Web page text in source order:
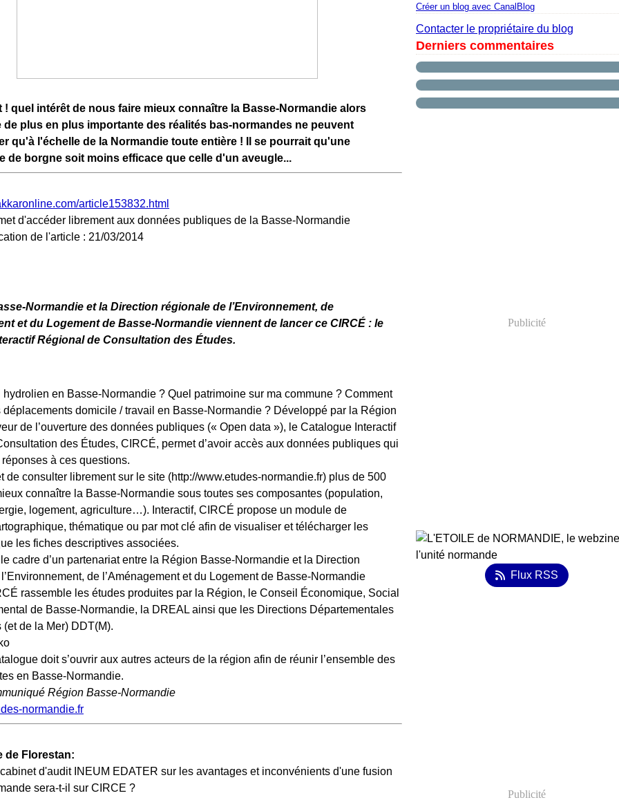
! quel intérêt de nous faire mieux connaître la Basse-Normandie alors
de plus en plus importante des réalités bas-normandes ne peuvent
qu'à l'échelle de la Normandie toute entière ! Il se pourrait qu'une
de borgne soit moins efficace que celle d'un aveugle...
article153832.html
de l'article : 21/03/2014
Normandie et la Direction régionale de l’Environnement, de
et du Logement de Basse-Normandie viennent de lancer ce CIRCÉ : le
Régional de Consultation des Études.
en Basse-Normandie ? Quel patrimoine sur ma commune ? Comment
déplacements domicile / travail en Basse-Normandie ? Développé par la Région
de l’ouverture des données publiques (« Open data »), le Catalogue Interactif
des Études, CIRCÉ, permet d’avoir accès aux données publiques qui
à ces questions.
de consulter librement sur le site (http://www.etudes-normandie.fr) plus de 500
connaître la Basse-Normandie sous toutes ses composantes (population,
logement, agriculture…). Interactif, CIRCÉ propose un module de
thématique ou par mot clé afin de visualiser et télécharger les
les fiches descriptives associées.
cadre d’un partenariat entre la Région Basse-Normandie et la Direction
de l’Aménagement et du Logement de Basse-Normandie
rassemble les études produites par la Région, le Conseil Économique, Social
de Basse-Normandie, la DREAL ainsi que les Directions Départementales
(et de la Mer) DDT(M).
doit s’ouvrir aux autres acteurs de la région afin de réunir l’ensemble des
en Basse-Normandie.
Région Basse-Normandie
normandie.fr
de Florestan:
d'audit INEUM EDATER sur les avantages et inconvénients d'une fusion
sera-t-il sur CIRCE ?
Créer un blog avec CanalBlog
Contacter le propriétaire du blog
Derniers commentaires
Publicité
Flux RSS
Publicité